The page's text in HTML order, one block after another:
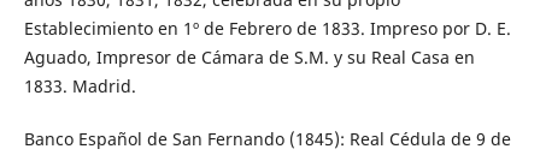
Establecimiento en 1º de Febrero de 1833. Impreso por D. E.
Aguado, Impresor de Cámara de S.M. y su Real Casa en
1833. Madrid.
Banco Español de San Fernando (1845): Real Cédula de 9 de